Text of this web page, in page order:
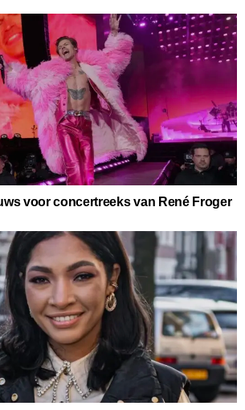
voor concertreeks van René Froger